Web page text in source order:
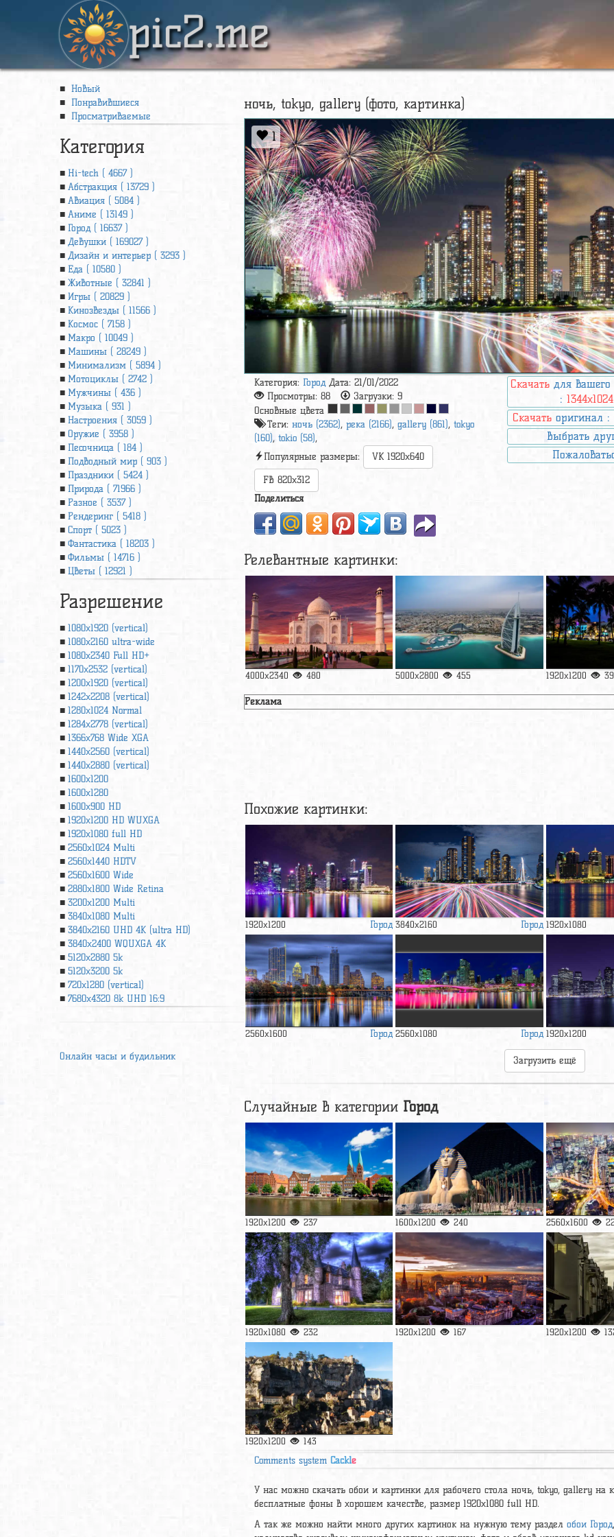
pic2.me
Новый
Понравившиеся
Просматриваемые
Категория
Hi-tech ( 4667 )
Абстракция ( 13729 )
Авиация ( 5084 )
Аниме ( 13149 )
Город ( 16637 )
Девушки ( 169027 )
Дизайн и интерьер ( 3293 )
Еда ( 10580 )
Животные ( 32841 )
Игры ( 20829 )
Кинозвезды ( 11566 )
Космос ( 7158 )
Макро ( 10049 )
Машины ( 28249 )
Минимализм ( 5894 )
Мотоциклы ( 2742 )
Мужчины ( 436 )
Музыка ( 931 )
Настроения ( 3059 )
Оружие ( 3958 )
Песочница ( 184 )
Подводный мир ( 903 )
Праздники ( 5424 )
Природа ( 71966 )
Разное ( 3537 )
Рендеринг ( 5418 )
Спорт ( 5023 )
Фантастика ( 18203 )
Фильмы ( 14716 )
Цветы ( 12921 )
Разрешение
1080x1920 (vertical)
1080x2160 ultra-wide
1080x2340 Full HD+
1170x2532 (vertical)
1200x1920 (vertical)
1242x2208 (vertical)
1280x1024 Normal
1284x2778 (vertical)
1366х768 Wide XGA
1440x2560 (vertical)
1440x2880 (vertical)
1600x1200
1600x1280
1600x900 HD
1920x1200 HD WUXGA
1920х1080 full HD
2560x1024 Multi
2560x1440 HDTV
2560x1600 Wide
2880x1800 Wide Retina
3200x1200 Multi
3840x1080 Multi
3840x2160 UHD 4К (ultra HD)
3840x2400 WQUXGA 4K
5120x2880 5k
5120x3200 5k
720x1280 (vertical)
7680x4320 8k UHD 16:9
Онлайн часы и будильник
ночь, tokyo, gallery (фото, картинка)
1
Категория:ГородДата: 21/01/2022
Просмотры:88 Загрузки:9
Основные цвета
Теги:ночь (2362),река (2166),gallery (861),tokyo
(160),tokio (58),
Популярные размеры:
VK 1920x640
FB 820x312
Скачать для
:1344x1024
Скачать оригинал :
Выбрать
Поделиться
Релевантные картинки:
4000x2340 480 5000x2800 455 1920x1200
Реклама
Похожие картинки:
1920x1200 Город 3840x2160 Город 1920x1080
2560x1600 Город 2560x1080 Город 1920x1200
Загрузить ещё
Случайные в категории Город
1920x1200 237 1600x1200 240 2560x1600
1920x1080 232 1920x1200 167 1920x1200
1920x1200 143
Comments systemCackle
У нас можно скачать обои и картинки для рабочего стола ночь, tokyo, gallery
бесплатные фоны в хорошем качестве, размер 1920х1080 full HD.
А так же можно найти много других картинок на нужную тему разделобои Город